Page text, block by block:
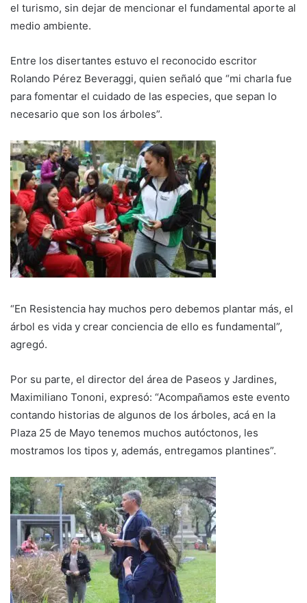
el turismo, sin dejar de mencionar el fundamental aporte al
medio ambiente.
Entre los disertantes estuvo el reconocido escritor
Rolando Pérez Beveraggi, quien señaló que “mi charla fue
para fomentar el cuidado de las especies, que sepan lo
necesario que son los árboles”.
“En Resistencia hay muchos pero debemos plantar más, el
árbol es vida y crear conciencia de ello es fundamental”,
agregó.
Por su parte, el director del área de Paseos y Jardines,
Maximiliano Tononi, expresó: “Acompañamos este evento
contando historias de algunos de los árboles, acá en la
Plaza 25 de Mayo tenemos muchos autóctonos, les
mostramos los tipos y, además, entregamos plantines”.